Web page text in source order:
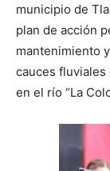
municipio de
plan de acción
mantenimiento
cauces fluviales
en el río “La